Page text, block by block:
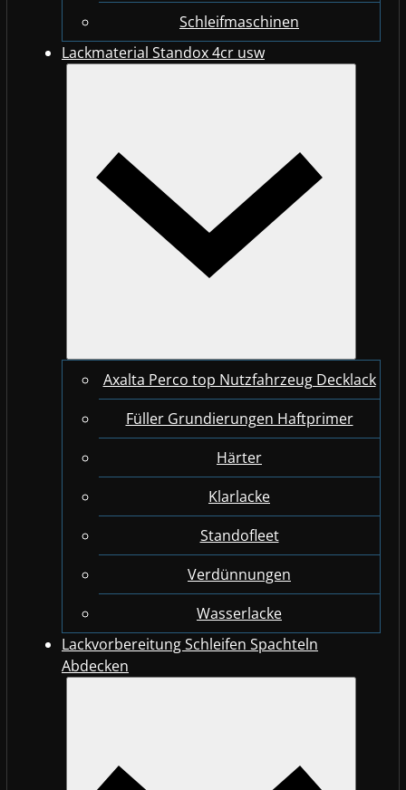
Schleifmaschinen
Lackmaterial Standox 4cr usw
Axalta Perco top Nutzfahrzeug Decklack
Füller Grundierungen Haftprimer
Härter
Klarlacke
Standofleet
Verdünnungen
Wasserlacke
Lackvorbereitung Schleifen Spachteln
Abdecken